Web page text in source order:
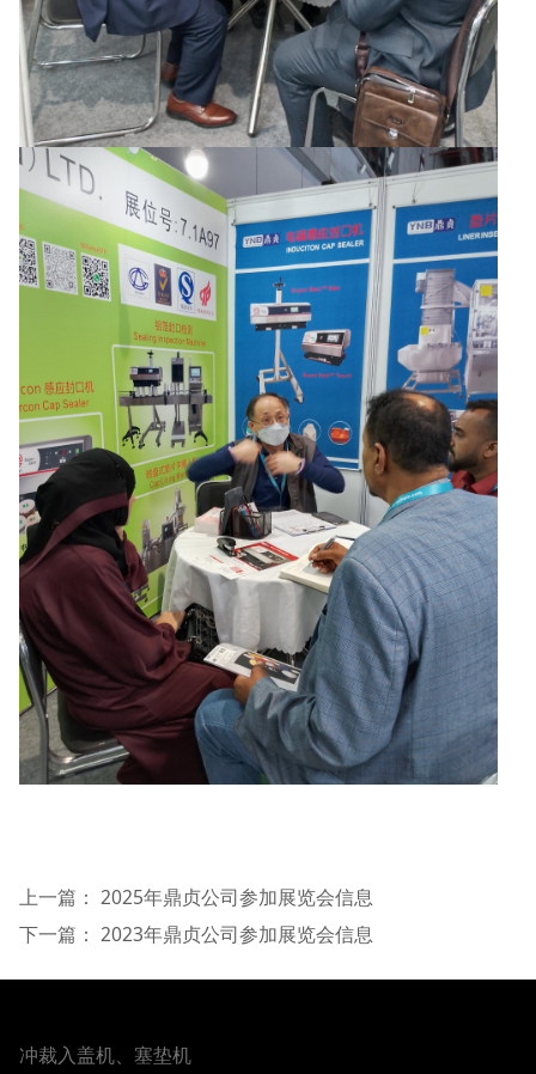
上一篇： 2025年鼎贞公司参加展览会信息
下一篇： 2023年鼎贞公司参加展览会信息
冲裁入盖机、塞垫机